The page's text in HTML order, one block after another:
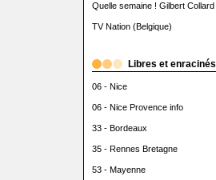
Quelle semaine ! Gilbert Collard
TV Nation (Belgique)
Libres et enracinés
06 - Nice
06 - Nice Provence info
33 - Bordeaux
35 - Rennes Bretagne
53 - Mayenne